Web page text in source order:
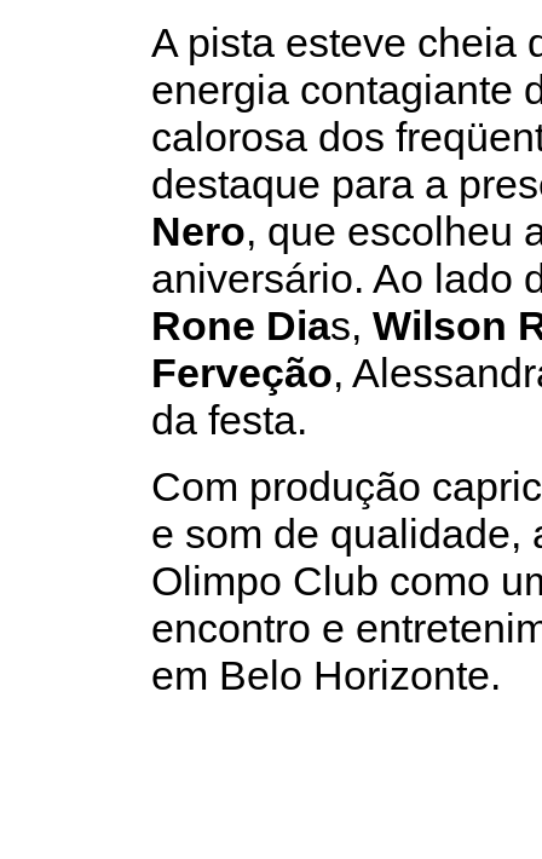
A pista esteve cheia
energia contagiante
calorosa dos
destaque para a
Nero, que escolheu
aniversário. Ao lado
Rone Dias, Wilson
Ferveção,
da festa.
Com produção
e som de qualidade,
Olimpo Club como
encontro e
em Belo Horizonte.